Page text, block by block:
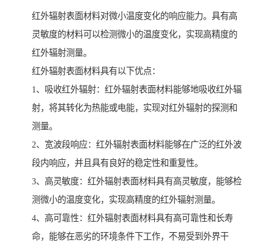
红外辐射表面材料对微小温度变化的响应能力。具有高
灵敏度的材料可以检测微小的温度变化，实现高精度的
红外辐射测量。
红外辐射表面材料具有以下优点：
1、吸收红外辐射：红外辐射表面材料能够地吸收红外辐
射，将其转化为热能或电能，实现对红外辐射的探测和
测量。
2、宽波段响应：红外辐射表面材料能够在广泛的红外波
段内响应，并且具有良好的稳定性和重复性。
3、高灵敏度：红外辐射表面材料具有高灵敏度，能够检
测微小的温度变化，实现高精度的红外辐射测量。
4、高可靠性：红外辐射表面材料具有高可靠性和长寿
命，能够在恶劣的环境条件下工作，不易受到外界干